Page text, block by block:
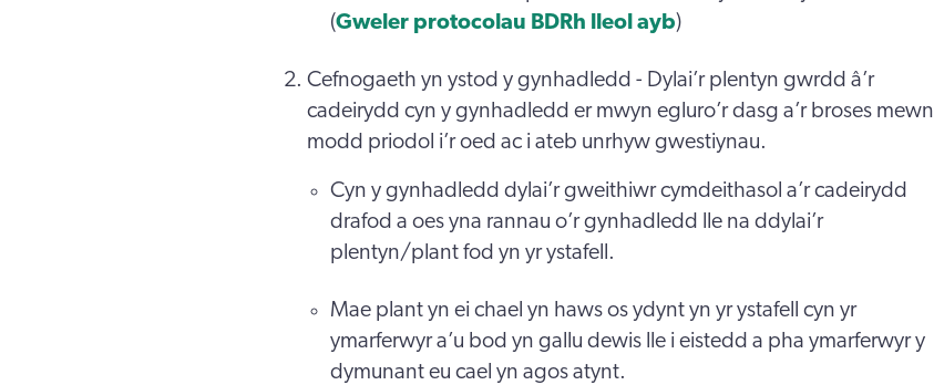
(Gweler protocolau BDRh lleol ayb)
Cefnogaeth yn ystod y gynhadledd - Dylai’r plentyn gwrdd â’r
cadeirydd cyn y gynhadledd er mwyn egluro’r dasg a’r broses mewn
modd priodol i’r oed ac i ateb unrhyw gwestiynau.
Cyn y gynhadledd dylai’r gweithiwr cymdeithasol a’r cadeirydd
drafod a oes yna rannau o’r gynhadledd lle na ddylai’r
plentyn/plant fod yn yr ystafell.
Mae plant yn ei chael yn haws os ydynt yn yr ystafell cyn yr
ymarferwyr a’u bod yn gallu dewis lle i eistedd a pha ymarferwyr y
dymunant eu cael yn agos atynt.